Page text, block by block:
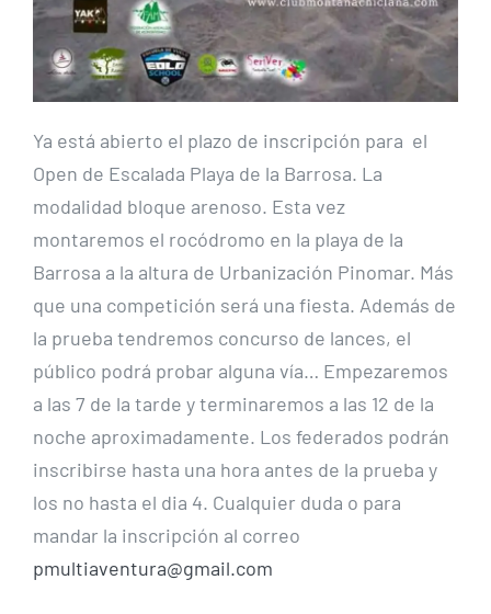
Ya está abierto el plazo de inscripción para el
Open de Escalada Playa de la Barrosa. La
modalidad bloque arenoso. Esta vez
montaremos el rocódromo en la playa de la
Barrosa a la altura de Urbanización Pinomar. Más
que una competición será una fiesta. Además de
la prueba tendremos concurso de lances, el
público podrá probar alguna vía… Empezaremos
a las 7 de la tarde y terminaremos a las 12 de la
noche aproximadamente. Los federados podrán
inscribirse hasta una hora antes de la prueba y
los no hasta el dia 4. Cualquier duda o para
mandar la inscripción al correo
pmultiaventura@gmail.com